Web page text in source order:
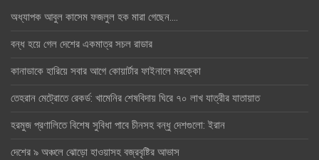
অধ্যাপক আবুল কাসেম ফজলুল হক মারা গেছেন….
বন্ধ হয়ে গেল দেশের একমাত্র সচল রাডার
কানাডাকে হারিয়ে সবার আগে কোয়ার্টার ফাইনালে মরক্কো
তেহরান মেট্রোতে রেকর্ড: খামেনির শেষবিদায় ঘিরে ৭০ লাখ যাত্রীর যাতায়াত
হরমুজ প্রণালিতে বিশেষ সুবিধা পাবে চীনসহ বন্ধু দেশগুলো: ইরান
দেশের ৯ অঞ্চলে ঝোড়ো হাওয়াসহ বজ্রবৃষ্টির আভাস